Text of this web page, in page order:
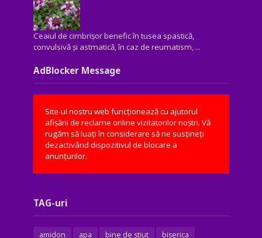
Ceaiul de cimbrișor benefic în tusea spastică,
convulsivă şi astmatică, în caz de reumatism, ...
AdBlocker Message
Site-ul nostru web funcționează cu ajutorul
afișării de reclame online vizitatorilor noștri. Vă
rugăm să luați în considerare să ne susțineți
dezactivând dispozitivul de blocare a
anunțurilor.
TAG-uri
amidon apa bine de stiut biserica